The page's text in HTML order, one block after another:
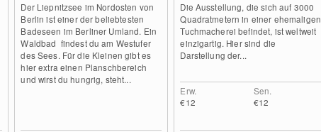
Der Liepnitzsee im Nordosten von
Berlin ist einer der beliebtesten
Badeseen im Berliner Umland. Ein
Waldbad findest du am Westufer
des Sees. Für die Kleinen gibt es
hier extra einen Planschbereich
und wirst du hungrig, steht...
Die Ausstellung, die sich auf 3000
Quadratmetern in einer ehemaligen
Tuchmacherei befindet, ist weltweit
einzigartig. Hier sind die
Darstellung der...
Erw.
€12
Sen.
€12